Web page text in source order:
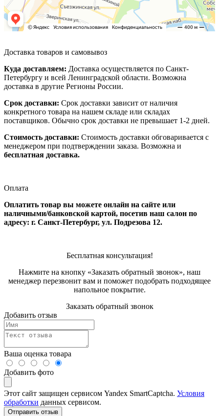
Доставка товаров и самовывоз
Куда доставляем: Доставка осуществляется по Санкт-
Петербургу и всей Ленинградской области. Возможна
доставка в другие Регионы России.
Срок доставки: Срок доставки зависит от наличия
конкретного товара на нашем складе или складах
поставщиков. Обычно срок доставки не превышает 1-2 дней.
Стоимость доставки: Стоимость доставки обговаривается с
менеджером при подтверждении заказа. Возможна и
бесплатная доставка.
Оплата
Оплатить товар вы можете онлайн на сайте или
наличными/банковской картой, посетив наш салон по
адресу: г. Санкт-Петербург, ул. Подрезова 12.
Бесплатная консультация!
Нажмите на кнопку «Заказать обратный звонок», наш
менеджер перезвонит вам и поможет подобрать подходящее
напольное покрытие.
Заказать обратный звонок
Добавить отзыв
Ваша оценка товара
Добавить фото
Этот сайт защищен сервисом Yandex SmartCaptcha. Условия
обработки данных сервисом.
Отправить отзыв